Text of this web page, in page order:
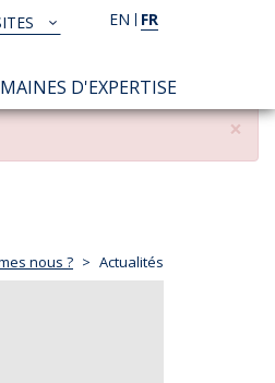
EN FR
D'EXPERTISE
×
nous ? Actualités